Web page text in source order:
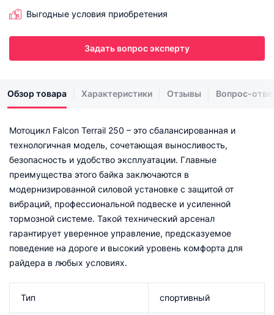
Выгодные условия приобретения
Задать вопрос эксперту
Обзор товара Характеристики Отзывы Вопрос-
Мотоцикл Falcon Terrail 250 – это сбалансированная и
технологичная модель, сочетающая выносливость,
безопасность и удобство эксплуатации. Главные
преимущества этого байка заключаются в
модернизированной силовой установке с защитой от
вибраций, профессиональной подвеске и усиленной
тормозной системе. Такой технический арсенал
гарантирует уверенное управление, предсказуемое
поведение на дороге и высокий уровень комфорта для
райдера в любых условиях.
Тип спортивный